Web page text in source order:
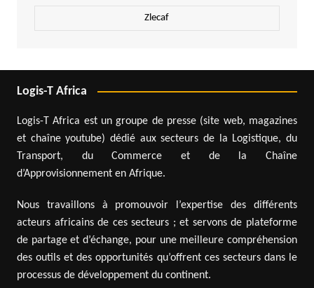
Zlecaf
Logis-T Africa
Logis-T Africa est un groupe de presse (site web, magazines
et chaîne youtube) dédié aux secteurs de la Logistique, du
Transport, du Commerce et de la Chaîne
d’Approvisionnement en Afrique.
Nous travaillons à promouvoir l’expertise des différents
acteurs africains de ces secteurs ; et servons de plateforme
de partage et d’échange, pour une meilleure compréhension
des outils et des opportunités qu’offrent ces secteurs dans le
processus de développement du continent.